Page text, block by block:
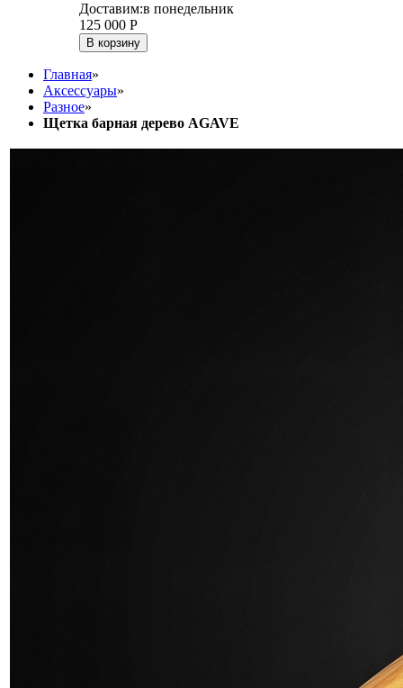
Доставим:в понедельник
125 000 Р
В корзину
Главная»
Аксессуары»
Разное»
Щетка барная дерево AGAVE